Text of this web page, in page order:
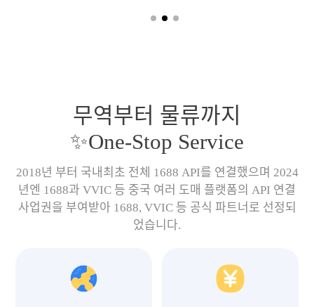
무역부터 물류까지
✨One-Stop Service
2018년 부터 국내최초 전체 1688 API를 연결했으며 2024
년엔 1688과 VVIC 등 중국 여러 도매 플랫폼의 API 연결
사업권을 부여받아 1688, VVIC 등 공식 파트너로 선정되
었습니다.